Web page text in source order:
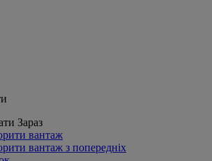
Зараз
вантаж
вантаж з попередніх